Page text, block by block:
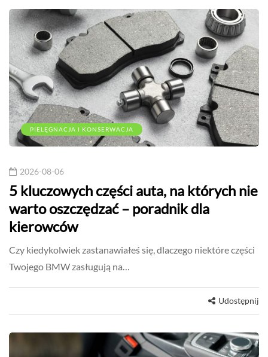
PIELĘGNACJA I KONSERWACJA
2026-08-06
5 kluczowych części auta, na których nie
warto oszczędzać – poradnik dla
kierowców
Czy kiedykolwiek zastanawiałeś się, dlaczego niektóre części
Twojego BMW zasługują na…
Udostępnij